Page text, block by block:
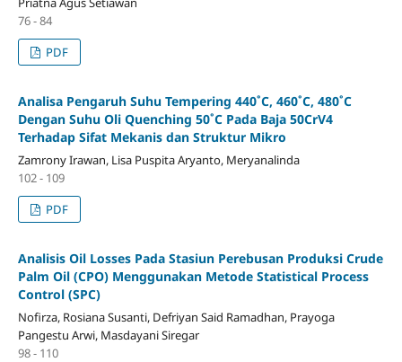
76 - 84
PDF
Analisa Pengaruh Suhu Tempering 440˚C, 460˚C, 480˚C
Dengan Suhu Oli Quenching 50˚C Pada Baja 50CrV4
Terhadap Sifat Mekanis dan Struktur Mikro
Zamrony Irawan, Lisa Puspita Aryanto, Meryanalinda
102 - 109
PDF
Analisis Oil Losses Pada Stasiun Perebusan Produksi Crude
Palm Oil (CPO) Menggunakan Metode Statistical Process
Control (SPC)
Nofirza, Rosiana Susanti, Defriyan Said Ramadhan, Prayoga
Pangestu Arwi, Masdayani Siregar
98 - 110